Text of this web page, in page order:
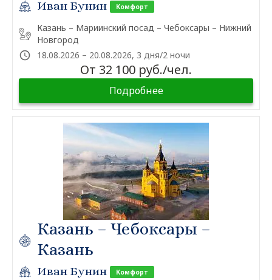
Иван Бунин Комфорт
Казань – Мариинский посад – Чебоксары – Нижний
Новгород
18.08.2026 – 20.08.2026, 3 дня/2 ночи
От 32 100 руб./чел.
Подробнее
Казань – Чебоксары –
Казань
Иван Бунин Комфорт